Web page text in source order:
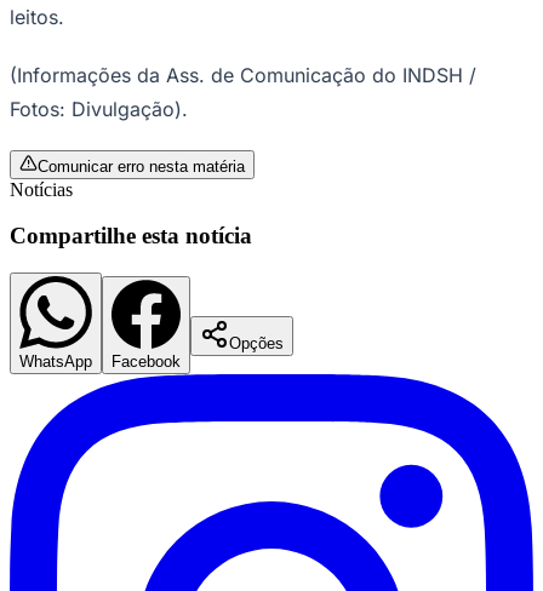
leitos.
(Informações da Ass. de Comunicação do INDSH /
Fotos: Divulgação).
Comunicar erro nesta matéria
Notícias
Compartilhe esta notícia
WhatsApp Facebook
Opções